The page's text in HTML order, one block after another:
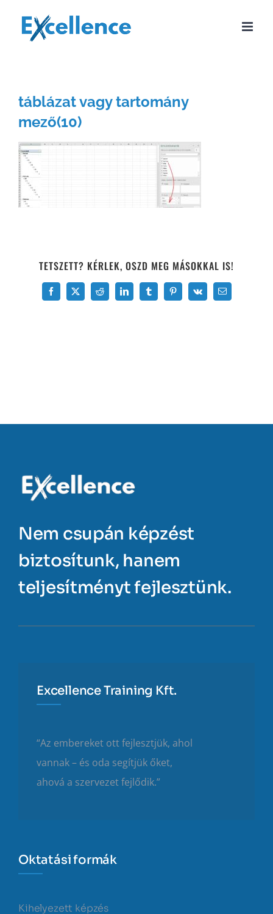
táblázat vagy tartomány
mező(10)
TETSZETT? KÉRLEK, OSZD MEG MÁSOKKAL IS!
Facebook
X Reddit LinkedInTumblrPinterest
Vk Email:
Nem csupán képzést
biztosítunk, hanem
teljesítményt fejlesztünk.
Excellence Training Kft.
“Az embereket ott fejlesztjük, ahol
vannak – és oda segítjük őket,
ahová a szervezet fejlődik.”
Oktatási formák
Kihelyezett képzés